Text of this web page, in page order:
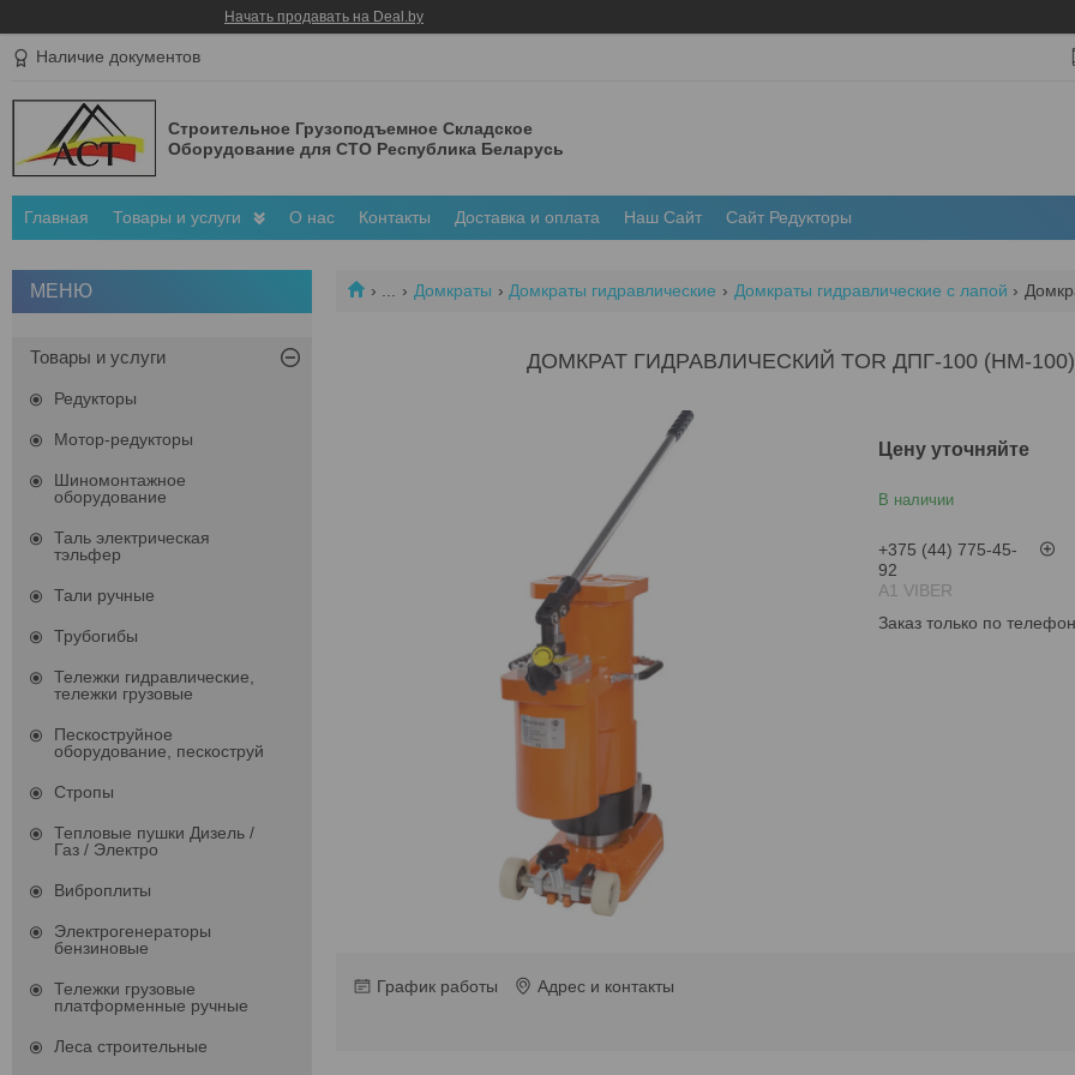
Начать продавать на Deal.by
Наличие документов
Строительное Грузоподъемное Складское
Оборудование для СТО Республика Беларусь
Главная Товары и услуги О нас Контакты Доставка и оплата Наш Сайт Сайт Редукторы
Домкраты Домкраты гидравлические Домкраты гидравлические с лапой
ДОМКРАТ ГИДРАВЛИЧЕСКИЙ TOR ДПГ-100 (HM-
Цену уточняйте
В наличии
+375 (44) 775-45-
92
А1 VIBER
Заказ только по
График работы Адрес и контакты
Товары и услуги
Редукторы
Мотор-редукторы
Шиномонтажное
оборудование
Таль электрическая
тэльфер
Тали ручные
Трубогибы
Тележки гидравлические,
тележки грузовые
Пескоструйное
оборудование, пескоструй
Стропы
Тепловые пушки Дизель /
Газ / Электро
Виброплиты
Электрогенераторы
бензиновые
Тележки грузовые
платформенные ручные
Леса строительные